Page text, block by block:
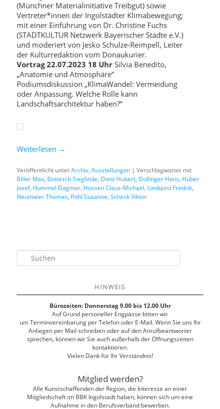
(Münchner Materialinitiative Treibgut) sowie
Vertreter*innen der Ingolstädter Klimabewegung;
mit einer Einführung von Dr. Christine Fuchs
(STADTKULTUR Netzwerk Bayerischer Städte e.V.)
und moderiert von Jesko Schulze-Reimpell, Leiter
der Kulturredaktion vom Donaukurier.
Vortrag 22.07.2023 18 Uhr Silvia Benedito,
„Anatomie und Atmosphäre“
Podiumsdiskussion „KlimaWandel: Vermeidung
oder Anpassung. Welche Rolle kann
Landschaftsarchitektur haben?“
Weiterlesen →
Veröffentlicht unterArchiv,Ausstellungen |Verschlagwortet mit
Biller Max, Bottesch Sieglinde, Dietz Hubert, Dollinger Hans, Huber
Josef, Hummel Dagmar, Hüssen Claus-Michael, Lindqvist Fredrik,
Neumaier Thomas, Pohl Susanne,Scheck Viktor
n
HINWEIS
Bürozeiten: Donnerstag 9.00 bis 12.00 Uhr
Auf Grund personeller Engpässe bitten wir
um Terminvereinbarung per Telefon oder E-Mail. Wenn Sie uns Ihr
Anliegen per Mail schreiben oder auf den Anrufbeantworter
sprechen, können wir Sie auch außerhalb der Öffnungszeiten
kontaktieren.
Vielen Dank für Ihr Verständnis!
Mitglied werden?
Alle Kunstschaffenden der Region, die Interesse an einer
Mitgliedschaft im BBK Ingolstadt haben, können sich um eine
Aufnahme in den Berufsverband bewerben.